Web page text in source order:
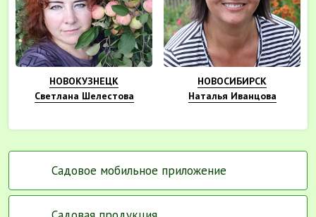
НОВОКУЗНЕЦК
Светлана Шелестова
НОВОСИБИРСК
Наталья Иванцова
Садовое мобильное приложение